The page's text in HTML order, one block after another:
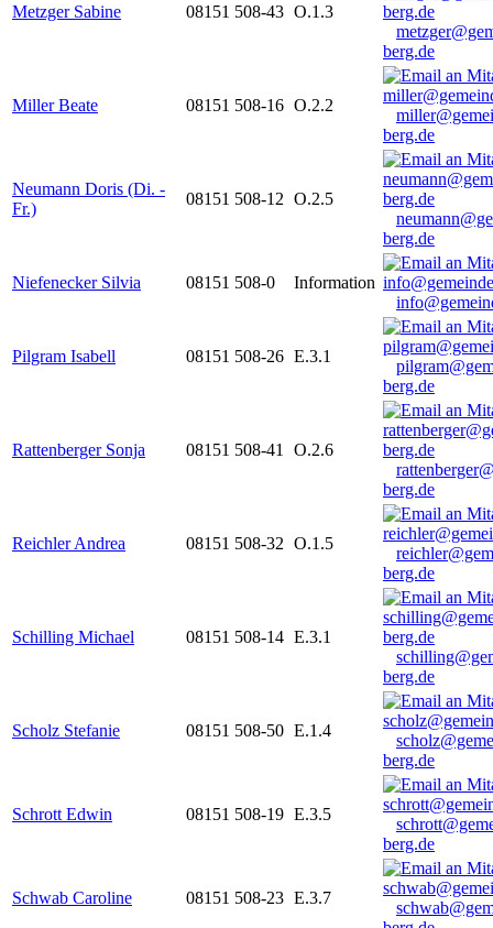
Metzger Sabine 08151 508-43 O.1.3
berg.de
Miller Beate 08151 508-16 O.2.2
berg.de
Neumann Doris (Di. -
Fr.)
08151 508-12 O.2.5
berg.de
Niefenecker Silvia 08151 508-0
Information
Pilgram Isabell 08151 508-26 E.3.1
berg.de
Rattenberger Sonja 08151 508-41
O.2.6
berg.de
Reichler Andrea 08151 508-32 O.1.5
berg.de
Schilling Michael 08151 508-14 E.3.1
berg.de
Scholz Stefanie 08151 508-50 E.1.4
berg.de
Schrott Edwin 08151 508-19 E.3.5
berg.de
Schwab Caroline 08151 508-23 E.3.7